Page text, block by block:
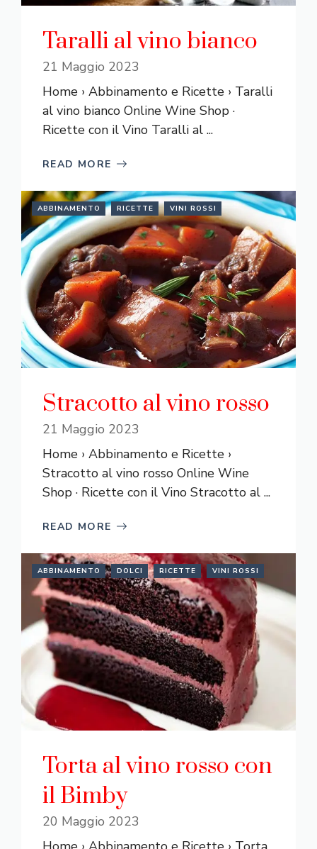
Taralli al vino bianco
21 Maggio 2023
Home › Abbinamento e Ricette › Taralli
al vino bianco Online Wine Shop ·
Ricette con il Vino Taralli al ...
READ MORE
ABBINAMENTO RICETTE VINI ROSSI
Stracotto al vino rosso
21 Maggio 2023
Home › Abbinamento e Ricette ›
Stracotto al vino rosso Online Wine
Shop · Ricette con il Vino Stracotto al ...
READ MORE
ABBINAMENTO DOLCI RICETTE VINI ROSSI
Torta al vino rosso con
il Bimby
20 Maggio 2023